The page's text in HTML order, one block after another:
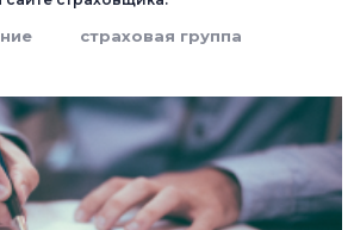
страховая группа